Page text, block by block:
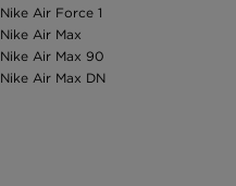
Nike Air Force 1
Nike Air Max
Nike Air Max 90
Nike Air Max DN